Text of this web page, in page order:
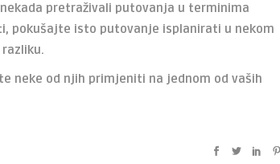
pretraživali putovanja u terminima
pokušajte isto putovanje isplanirati u nekom
neke od njih primjeniti na jednom od vaših